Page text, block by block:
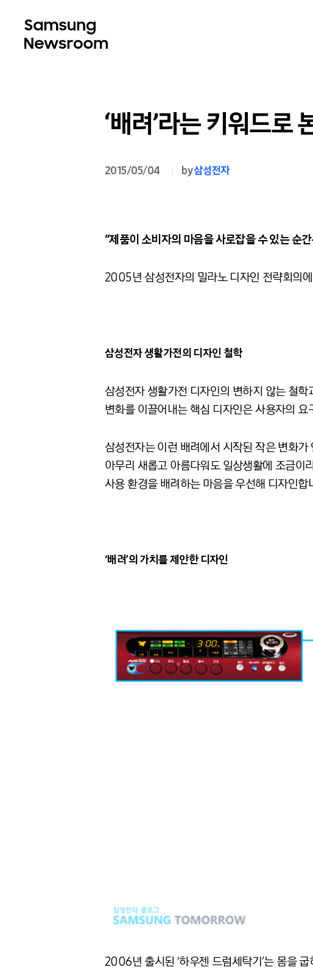
‘배려’라는 키워드로
2015/05/04 by삼성전자
“제품이 소비자의 마음을 사로잡을 수 있는 순
2005년 삼성전자의 밀라노 디자인 전략회의
삼성전자 생활가전의 디자인 철학
삼성전자 생활가전 디자인의 변하지 않는 철
변화를 이끌어내는 핵심 디자인은 사용자의 요
삼성전자는 이런 배려에서 시작된 작은 변화
아무리 새롭고 아름다워도 일상생활에 조금이
사용 환경을 배려하는 마음을 우선해 디자인합
‘배려’의 가치를 제안한 디자인
2006년 출시된 ‘하우젠 드럼세탁기’는 몸을